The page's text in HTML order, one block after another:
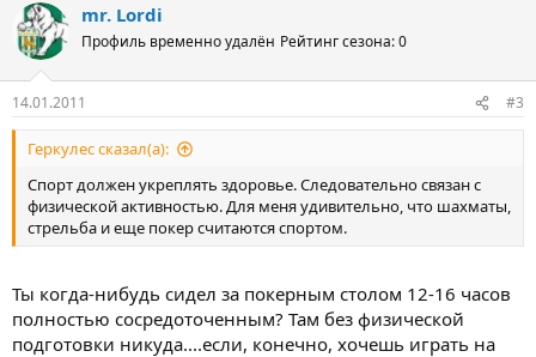
РОДСТВЕННИКИ...
КОРОЧЕ ВСЕГО МНОГО - РЕГИСТРАЦИЯ НАЧАЛО ПО РУССКИ ,
А ЗАТЕМ ВИДИО - ТАМ ВСЁ ПОКАЗАНО КУДА ЖАТЬ МЫШКОЙ
ТАК МНОГО У НАС НА ФОРУМЕ ЖЕЛАЮЩИХ ИГРАТЬ В ПРИ
ФОРУМЕ
В ЛИЧНО НАМИ СОЗДАННОЙ ЛИГЕ ?
ПРЕДВАРИТЕЛЬНОЕ СОГЛАСИЕ АДМИНА ПОЛУЧЕНО.
ОГРАНИЧЕНИЕ ДЛЯ НОВОЙ ЛИГИ - 50 ИГРОКОВ.
mr. Lordi
Профиль временно удалён Рейтинг сезона: 0
14.01.2011 #3
Геркулес сказал(а):
Спорт должен укреплять здоровье. Следовательно связан с
физической активностью. Для меня удивительно, что шахматы,
стрельба и еще покер считаются спортом.
Ты когда-нибудь сидел за покерным столом 12-16 часов
полностью сосредоточенным? Там без физической
подготовки никуда....если, конечно, хочешь играть на